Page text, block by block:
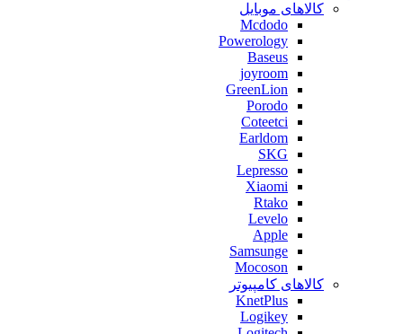
کالاهای موبایل
Mcdodo
Powerology
Baseus
joyroom
GreenLion
Porodo
Coteetci
Earldom
SKG
Lepresso
Xiaomi
Rtako
Levelo
Apple
Samsunge
Mocoson
کالاهای کامپیوتر
KnetPlus
Logikey